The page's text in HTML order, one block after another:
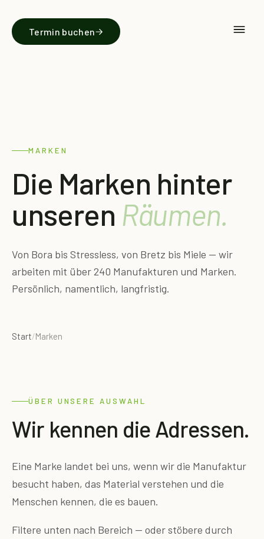
Termin buchen
MARKEN
Die Marken hinter
unseren Räumen.
Von Bora bis Stressless, von Bretz bis Miele — wir
arbeiten mit über 240 Manufakturen und Marken.
Persönlich, namentlich, langfristig.
Start/Marken
ÜBER UNSERE AUSWAHL
Wir kennen die Adressen.
Eine Marke landet bei uns, wenn wir die Manufaktur
besucht haben, das Material verstehen und die
Menschen kennen, die es bauen.
Filtere unten nach Bereich — oder stöbere durch